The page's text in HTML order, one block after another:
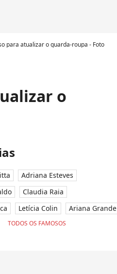
para atualizar o guarda-roupa - Foto
o
Adriana Esteves
Claudia Raia
Letícia Colin Ariana Grande
TODOS OS FAMOSOS